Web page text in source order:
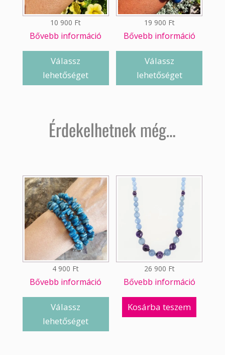
10 900 Ft
Bővebb információ
Válassz
lehetőséget
19 900 Ft
Bővebb információ
Válassz
lehetőséget
Érdekelhetnek még…
4 900 Ft
Bővebb információ
Válassz
lehetőséget
26 900 Ft
Bővebb információ
Kosárba teszem